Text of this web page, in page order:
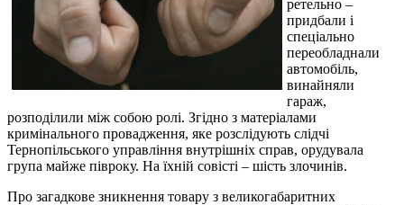
ретельно –
придбали і
спеціально
переобладнали
автомобіль,
винайняли
гараж,
розподілили між собою ролі. Згідно з матеріалами
кримінального провадження, яке розслідують слідчі
Тернопільського управління внутрішніх справ, орудувала
група майже півроку. На їхній совісті – шість злочинів.
Про загадкове зникнення товару з великогабаритних